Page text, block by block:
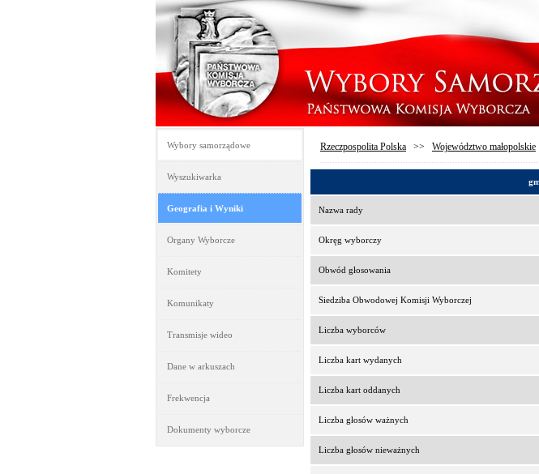
Wybory samorządowe
Wyszukiwarka
Geografia i Wyniki
Organy Wyborcze
Komitety
Komunikaty
Transmisje wideo
Dane w arkuszach
Frekwencja
Dokumenty wyborcze
Rzeczpospolita Polska >> Województwo małopolskie
Nazwa rady
Okręg wyborczy
Obwód głosowania
Siedziba Obwodowej Komisji Wyborczej
Liczba wyborców
Liczba kart wydanych
Liczba kart oddanych
Liczba głosów ważnych
Liczba głosów nieważnych